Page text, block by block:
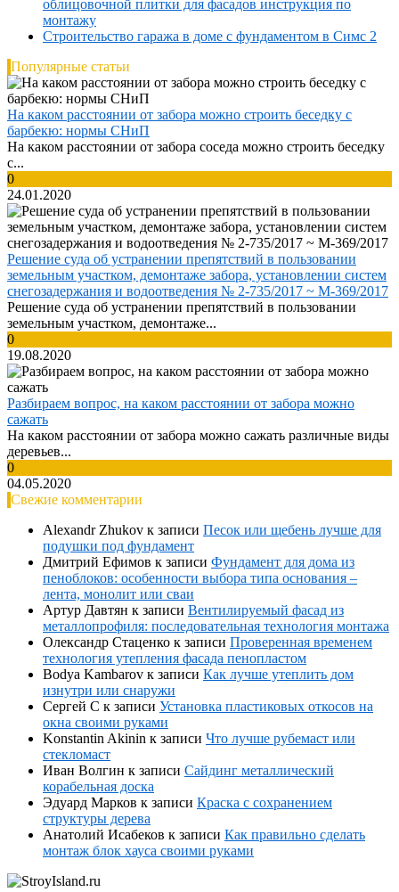
облицовочной плитки для фасадов инструкция по
монтажу
Строительство гаража в доме с фундаментом в Симс 2
Популярные статьи
На каком расстоянии от забора можно строить беседку с
барбекю: нормы СНиП
На каком расстоянии от забора соседа можно строить беседку
с...
0
24.01.2020
Решение суда об устранении препятствий в пользовании
земельным участком, демонтаже забора, установлении систем
снегозадержания и водоотведения № 2-735/2017 ~ М-369/2017
Решение суда об устранении препятствий в пользовании
земельным участком, демонтаже...
0
19.08.2020
Разбираем вопрос, на каком расстоянии от забора можно
сажать
На каком расстоянии от забора можно сажать различные виды
деревьев...
0
04.05.2020
Свежие комментарии
Alexandr Zhukov к записи Песок или щебень лучше для
подушки под фундамент
Дмитрий Ефимов к записи Фундамент для дома из
пеноблоков: особенности выбора типа основания –
лента, монолит или сваи
Артур Давтян к записи Вентилируемый фасад из
металлопрофиля: последовательная технология монтажа
Олександр Стаценко к записи Проверенная временем
технология утепления фасада пенопластом
Bodya Kambarov к записи Как лучше утеплить дом
изнутри или снаружи
Сергей С к записи Установка пластиковых откосов на
окна своими руками
Konstantin Akinin к записи Что лучше рубемаст или
стекломаст
Иван Волгин к записи Сайдинг металлический
корабельная доска
Эдуард Марков к записи Краска с сохранением
структуры дерева
Анатолий Исабеков к записи Как правильно сделать
монтаж блок хауса своими руками